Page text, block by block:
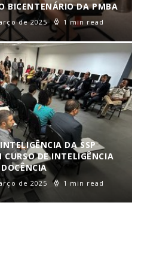
BICENTENÁRIO DA PMBA
de 2025 1 min read
DA SSP
DE INTELIGÊNCIA
de 2025 1 min read